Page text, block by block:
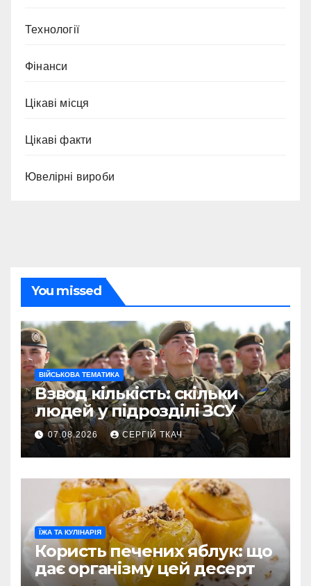
Технології
Фінанси
Цікаві місця
Цікаві факти
Ювелірні вироби
You missed
ВІЙСЬКОВА ТЕМАТИКА
Взвод кількість: скільки
людей у підрозділі ЗСУ
07.08.2026 СЕРГІЙ ТКАЧ
ЇЖА ТА КУЛІНАРІЯ
Користь печених яблук: що
дає організму цей десерт